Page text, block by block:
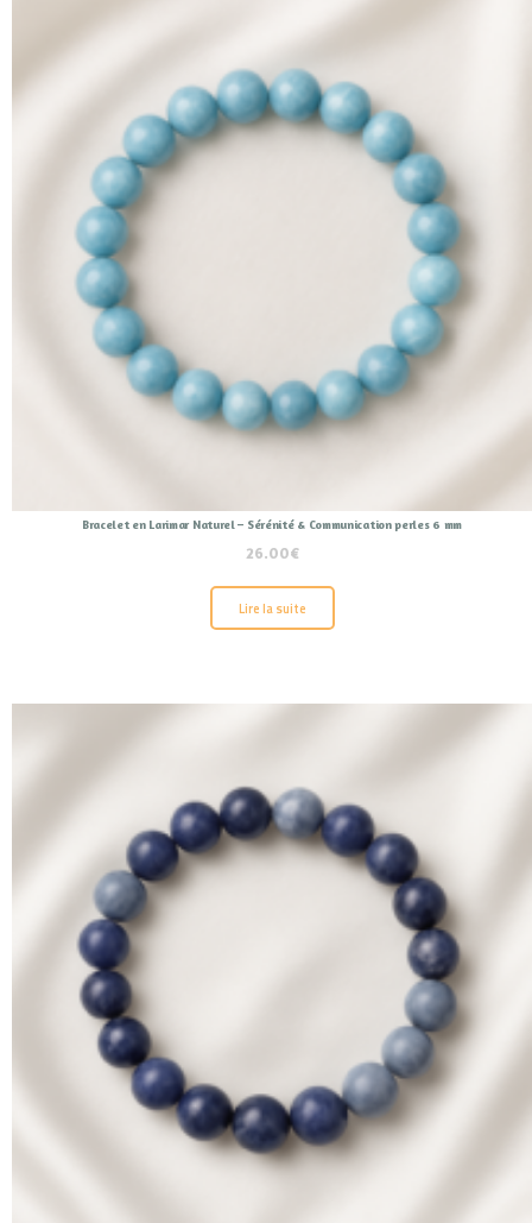
Bracelet en Larimar Naturel – Sérénité & Communication perles 6 mm
26.00€
Lire la suite